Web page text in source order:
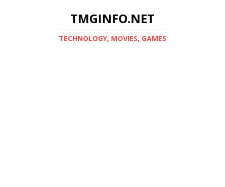
TMGINFO.NET
ТECHNOLOGY, MOVIES, GAMES